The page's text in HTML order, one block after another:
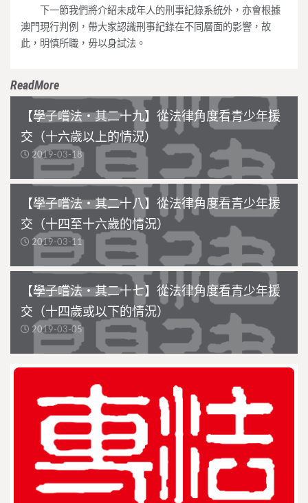
下一節我們將介紹未成年人的刑事紀錄系統外，亦會根據
澳門現行判例，帶大家認識刑事紀錄在不同層面的影響，故
此，明慎所職，毋以身試法。
ReadMore
【學子嚐法・其二十九】從法律角度看青少年援
交（十六歲以上的情況）
2019-03-18
【學子嚐法・其二十八】從法律角度看青少年援
交（十四至十六歲的情況）
2019-03-11
【學子嚐法・其二十七】從法律角度看青少年援
交（十四歲或以下的情況）
2019-03-05